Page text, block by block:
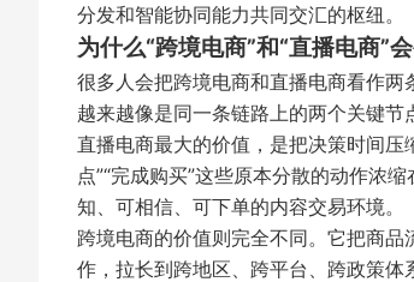
分发和智能协同能力共同交汇的枢纽。
为什么“跨境电商”和“直播电商”
很多人会把跨境电商和直播电商看作
越来越像是同一条链路上的两个关键节
直播电商最大的价值，是把决策时间压
点”“完成购买”这些原本分散的动作浓
知、可相信、可下单的内容交易环境。
跨境电商的价值则完全不同。它把商
作，拉长到跨地区、跨平台、跨政策体